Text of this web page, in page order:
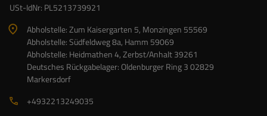
USt-IdNr: PL5213739921
Abholstelle: Zum Kaisergarten 5, Monzingen 55569
Abholstelle: Südfeldweg 8a, Hamm 59069
Abholstelle: Heidmathen 4, Zerbst/Anhalt 39261
Deutsches Rückgabelager: Oldenburger Ring 3 02829
Markersdorf
+4932213249035